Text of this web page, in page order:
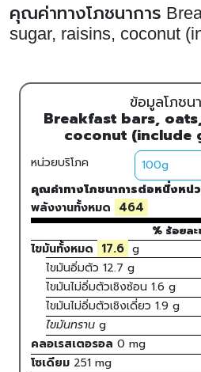
คุณค่าทางโภชนาการ
sugar, raisins, coconut
ข้อมูลโภชน
Breakfast bars,
coconut (include
หน่วยบริโภค
คุณค่าทางโภชนาการต่อหนึ่งหน่
พลังงานทั้งหมด 464
% ร้อยล
ไขมันทั้งหมด 17.6 g
ไขมันอิ่มตัว 12.7 g
ไขมันไม่อิ่มตัวเชิงซ้อน 1.6 g
ไขมันไม่อิ่มตัวเชิงเดี่ยว 1.9 g
ไขมันทราน g
คลอเรสเตอรอล 0 mg
โซเดียม 251 mg